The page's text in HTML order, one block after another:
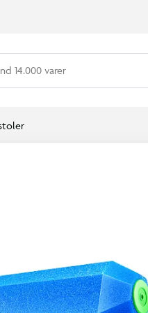
14.000 varer